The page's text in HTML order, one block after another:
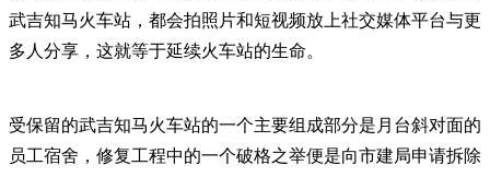
武吉知马火车站，都会拍照片和短视频放上社交媒体平台与更
多人分享，这就等于延续火车站的生命。
受保留的武吉知马火车站的一个主要组成部分是月台斜对面的
员工宿舍，修复工程中的一个破格之举便是向市建局申请拆除